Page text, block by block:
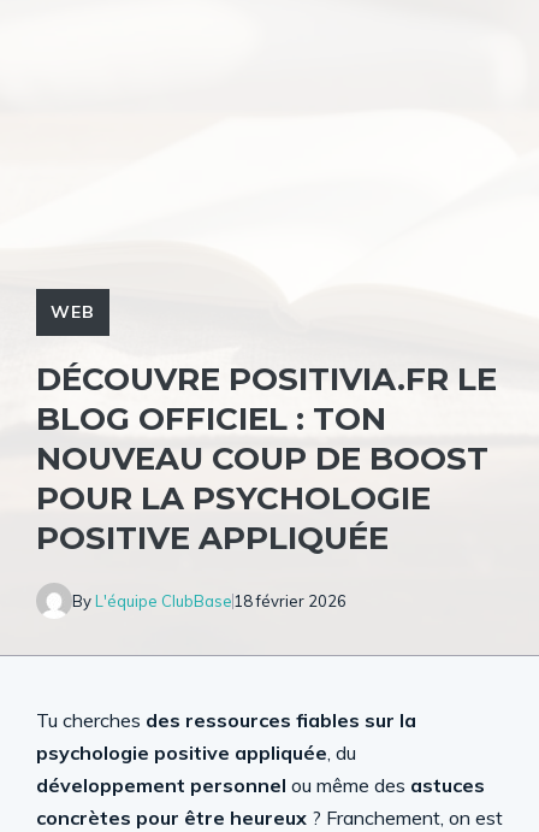
WEB
DÉCOUVRE POSITIVIA.FR LE
BLOG OFFICIEL : TON
NOUVEAU COUP DE BOOST
POUR LA PSYCHOLOGIE
POSITIVE APPLIQUÉE
ByL'équipe ClubBase 18 février 2026
Tu cherches des ressources fiables sur la
psychologie positive appliquée, du
développement personnel ou même des astuces
concrètes pour être heureux ? Franchement, on est